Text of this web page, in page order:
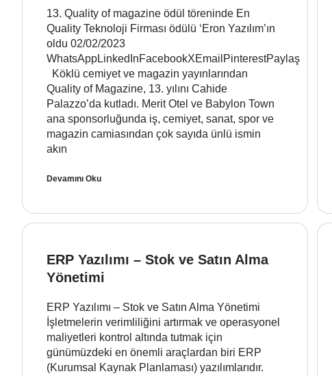
13. Quality of magazine ödül töreninde En
Quality Teknoloji Firması ödülü ‘Eron Yazılım’ın
oldu 02/02/2023
WhatsAppLinkedInFacebookXEmailPinterestPaylaş
Köklü cemiyet ve magazin yayınlarından
Quality of Magazine, 13. yılını Cahide
Palazzo’da kutladı. Merit Otel ve Babylon Town
ana sponsorluğunda iş, cemiyet, sanat, spor ve
magazin camiasından çok sayıda ünlü ismin
akın
Devamını Oku
ERP Yazılımı – Stok ve Satın Alma
Yönetimi
ERP Yazılımı – Stok ve Satın Alma Yönetimi
İşletmelerin verimliliğini artırmak ve operasyonel
maliyetleri kontrol altında tutmak için
günümüzdeki en önemli araçlardan biri ERP
(Kurumsal Kaynak Planlaması) yazılımlarıdır.